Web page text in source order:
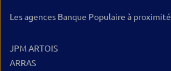
Les agences Banque Populaire à proximité
JPM ARTOIS
ARRAS